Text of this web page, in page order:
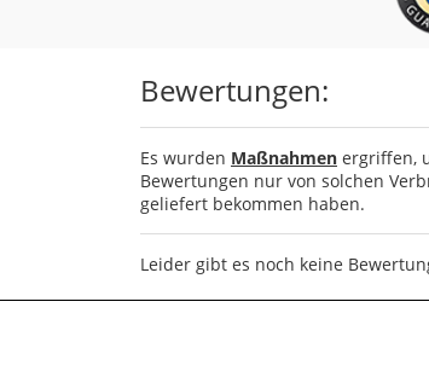
Bewertungen:
Es wurden Maßnahmen ergriffen,
Bewertungen nur von solchen
geliefert bekommen haben.
Leider gibt es noch keine